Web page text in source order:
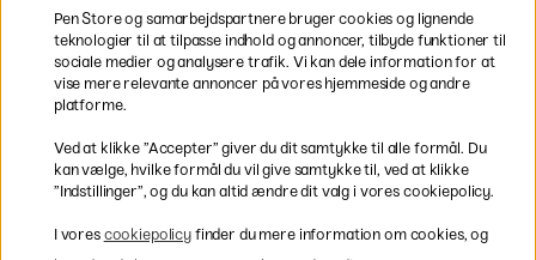
* Specifikkefragtvilkår gælder for
voluminøse varer.
Hurtig levering til hele Danmark
Pen Store og samarbejdspartnere bruger cookies og lignende
teknologier til at tilpasse indhold og annoncer, tilbyde funktioner til
sociale medier og analysere trafik. Vi kan dele information for at
vise mere relevante annoncer på vores hjemmeside og andre
platforme.
Ved at klikke ”Accepter” giver du dit samtykke til alle formål. Du
kan vælge, hvilke formål du vil give samtykke til, ved at klikke
”Indstillinger”, og du kan altid ændre dit valg i vores cookiepolicy.
I vores cookiepolicyfinder du mere information om cookies, og